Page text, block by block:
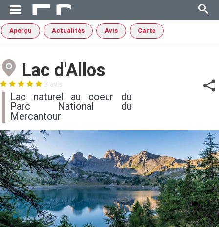
Aperçu Actualités Avis Carte
Lac d'Allos
3 avis
Lac naturel au coeur du
Parc National du
Mercantour